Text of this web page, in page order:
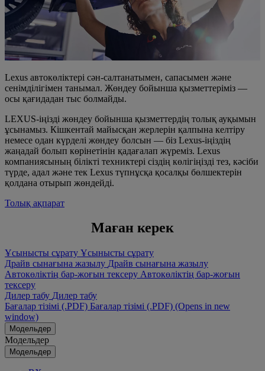
Lexus автокөліктері сән-салтанатымен, сапасымен және
сенімділігімен танымал. Жөндеу бойынша қызметтеріміз —
осы қағидадан тыс болмайды.
LEXUS-іңізді жөндеу бойынша қызметтердің толық ауқымын
ұсынамыз. Кішкентай майысқан жерлерін қалпына келтіру
немесе одан күрделі жөндеу болсын — біз Lexus-іңіздің
жаңадай болып көрінетінін қадағалап жүреміз. Lexus
компаниясының білікті техниктері сіздің көлігіңізді тез, кәсіби
түрде, адал және тек Lexus түпнұсқа қосалқы бөлшектерін
қолдана отырып жөндейді.
Толық ақпарат
Маған керек
Ұсынысты сұрату Ұсынысты сұрату
Драйв сынағына жазылу Драйв сынағына жазылу
Автокөліктің бар-жоғын тексеру Автокөліктің бар-жоғын
тексеру
Дилер табу Дилер табу
Бағалар тізімі (.PDF) Бағалар тізімі (.PDF) (Opens in new
window)
Модельдер
Модельдер
Модельдер